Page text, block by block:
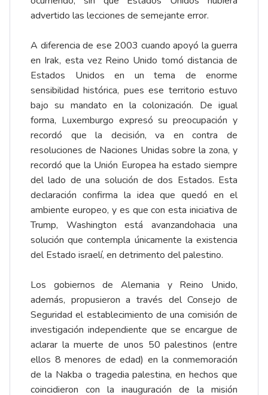
advertido las lecciones de semejante error.
A diferencia de ese 2003 cuando apoyó la guerra
en Irak, esta vez Reino Unido tomó distancia de
Estados Unidos en un tema de enorme
sensibilidad histórica, pues ese territorio estuvo
bajo su mandato en la colonización. De igual
forma, Luxemburgo expresó su preocupación y
recordó que la decisión, va en contra de
resoluciones de Naciones Unidas sobre la zona, y
recordó que la Unión Europea ha estado siempre
del lado de una solución de dos Estados. Esta
declaración confirma la idea que quedó en el
ambiente europeo, y es que con esta iniciativa de
Trump, Washington está avanzandohacia una
solución que contempla únicamente la existencia
del Estado israelí, en detrimento del palestino.
Los gobiernos de Alemania y Reino Unido,
además, propusieron a través del Consejo de
Seguridad el establecimiento de una comisión de
investigación independiente que se encargue de
aclarar la muerte de unos 50 palestinos (entre
ellos 8 menores de edad) en la conmemoración
de la Nakba o tragedia palestina, en hechos que
coincidieron con la inauguración de la misión